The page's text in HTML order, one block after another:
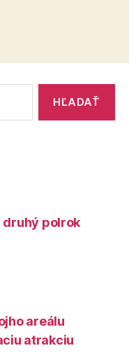
polrok
areálu
atrakciu